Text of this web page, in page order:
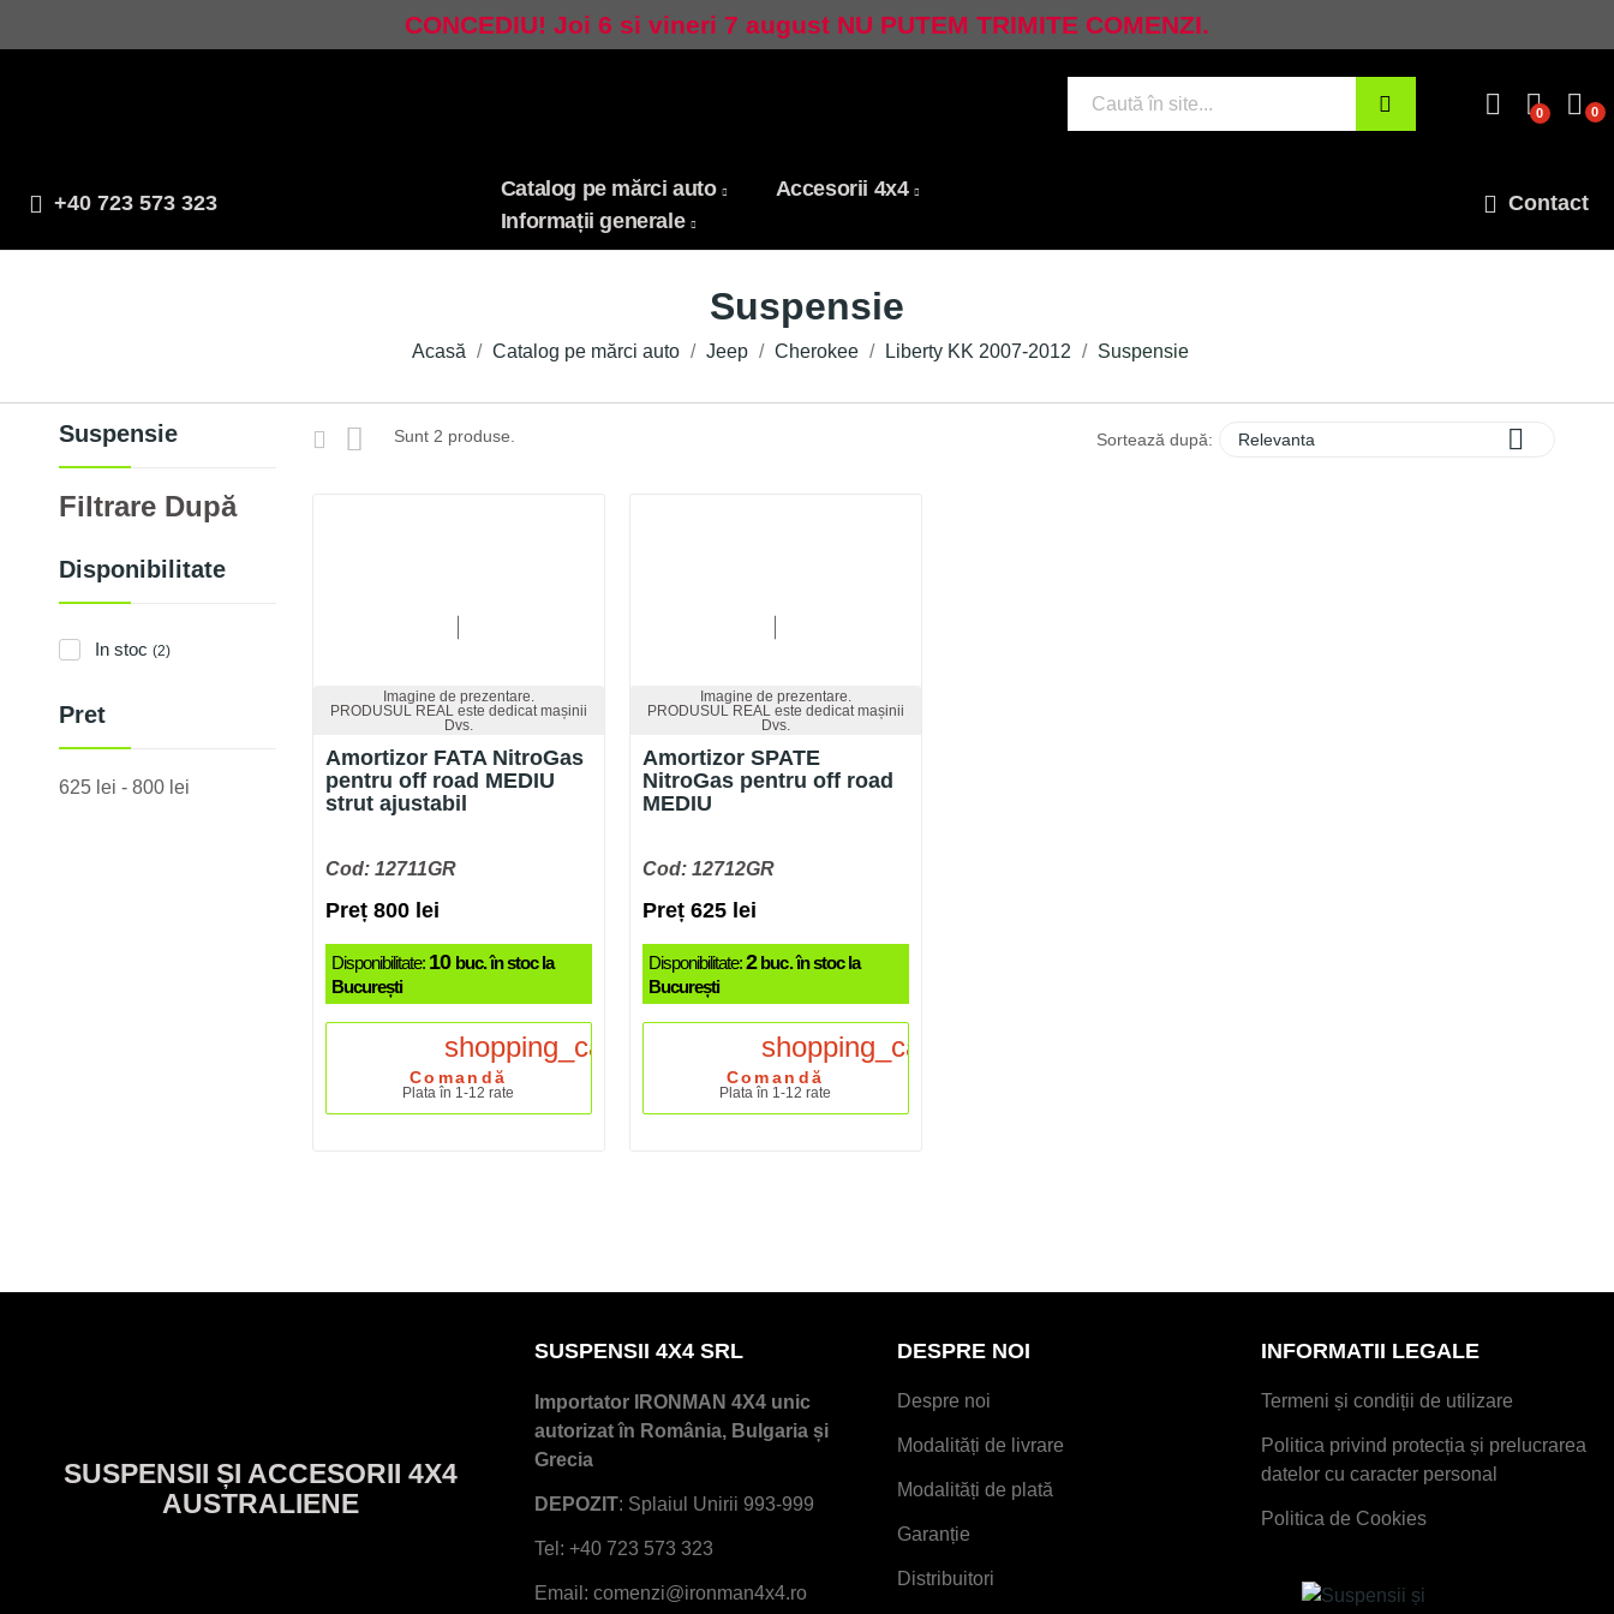
CONCEDIU! Joi 6 si vineri 7 august NU PUTEM TRIMITE COMENZI.
0 0
+40 723 573 323
Catalog pe mărci auto
Accesorii 4x4
Informații generale
Contact
Suspensie
Acasă Catalog pe mărci auto Jeep Cherokee Liberty KK 2007-2012 Suspensie
Suspensie
Filtrare După
Disponibilitate
In stoc (2)
Pret
625 lei - 800 lei
Sunt 2 produse. Sortează după: Relevanta 
Imagine de prezentare.
PRODUSUL REAL este dedicat mașinii
Dvs.
Amortizor FATA NitroGas
pentru off road MEDIU
strut ajustabil
Cod: 12711GR
Preț 800 lei
Disponibilitate: 10buc. în stoc la
București
shopping_cart
Comandă
Plata în 1-12 rate
Imagine de prezentare.
PRODUSUL REAL este dedicat mașinii
Dvs.
Amortizor SPATE
NitroGas pentru off road
MEDIU
Cod: 12712GR
Preț 625 lei
Disponibilitate:2buc. în stoc la
București
shopping_cart
Comandă
Plata în 1-12 rate
SUSPENSII ȘI ACCESORII 4X4
AUSTRALIENE
SUSPENSII 4X4 SRL
Importator IRONMAN 4X4 unic
autorizat în România, Bulgaria și
Grecia
DEPOZIT: Splaiul Unirii 993-999
Tel: +40 723 573 323
Email: comenzi@ironman4x4.ro
DESPRE NOI
Despre noi
Modalități de livrare
Modalități de plată
Garanție
Distribuitori
INFORMATII LEGALE
Termeni și condiții de utilizare
Politica privind protecția și prelucrarea
datelor cu caracter personal
Politica de Cookies
mail